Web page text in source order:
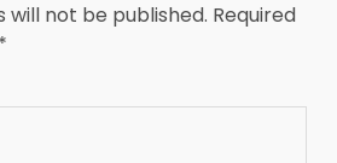
will not be published. Required
*